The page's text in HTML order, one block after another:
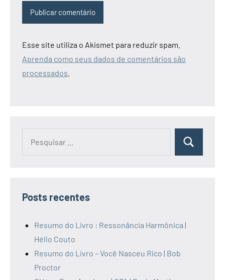
Esse site utiliza o Akismet para reduzir spam.
Aprenda como seus dados de comentários são
processados
Pesquisa
Posts recentes
Resumo do Livro : Ressonância Harmônica |
Hélio Couto
Resumo do Livro – Você Nasceu Rico | Bob
Proctor